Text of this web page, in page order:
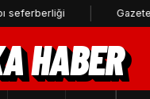
Gazeteci
HABER